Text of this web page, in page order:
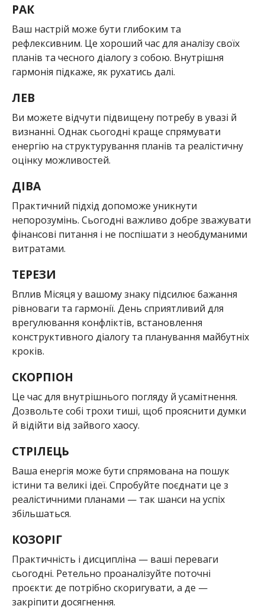
РАК
Ваш настрій може бути глибоким та
рефлексивним. Це хороший час для аналізу своїх
планів та чесного діалогу з собою. Внутрішня
гармонія підкаже, як рухатись далі.
ЛЕВ
Ви можете відчути підвищену потребу в увазі й
визнанні. Однак сьогодні краще спрямувати
енергію на структурування планів та реалістичну
оцінку можливостей.
ДІВА
Практичний підхід допоможе уникнути
непорозумінь. Сьогодні важливо добре зважувати
фінансові питання і не поспішати з необдуманими
витратами.
ТЕРЕЗИ
Вплив Місяця у вашому знаку підсилює бажання
рівноваги та гармонії. День сприятливий для
врегулювання конфліктів, встановлення
конструктивного діалогу та планування майбутніх
кроків.
СКОРПІОН
Це час для внутрішнього погляду й усамітнення.
Дозвольте собі трохи тиші, щоб прояснити думки
й відійти від зайвого хаосу.
СТРІЛЕЦЬ
Ваша енергія може бути спрямована на пошук
істини та великі ідеї. Спробуйте поєднати це з
реалістичними планами — так шанси на успіх
збільшаться.
КОЗОРІГ
Практичність і дисципліна — ваші переваги
сьогодні. Ретельно проаналізуйте поточні
проєкти: де потрібно скоригувати, а де —
закріпити досягнення.